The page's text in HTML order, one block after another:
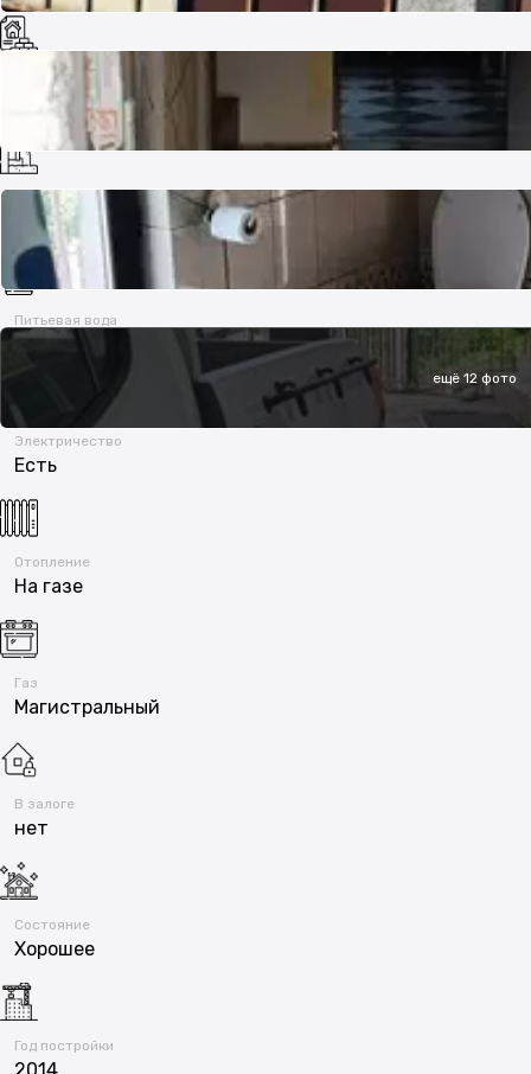
ещё 12 фото
Назначение участка
Иное целевое назначение
Канализация
Септик
Питьевая вода
Центральное водоснабжение
Электричество
Есть
Отопление
На газе
Газ
Магистральный
В залоге
нет
Состояние
Хорошее
Год постройки